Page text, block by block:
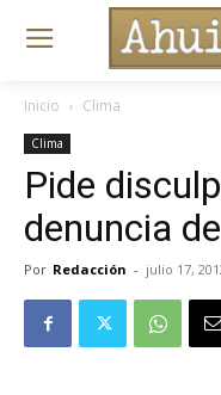
Inicio Clima
Clima
Pide
denuncia
Por Redacción - julio 17,